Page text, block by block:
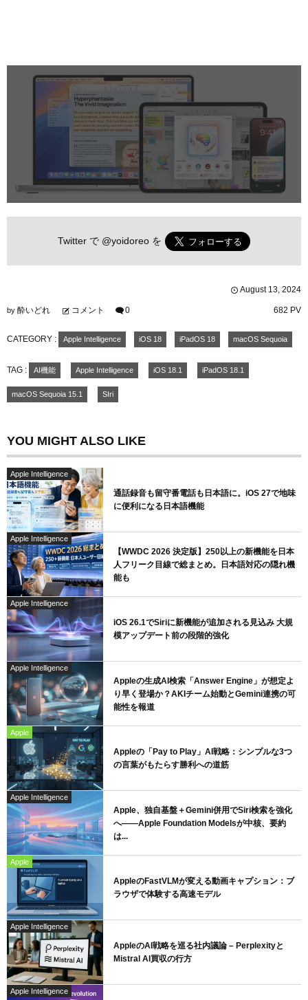
Twitter で @yoidoreo を
August 13 2024
by 酔いどれ コメント 0 682 PV
CATEGORY : Apple Intelligence iOS 18 iPadOS 18 macOS Sequoia
TAG : AI機能 Apple Intelligence iOS 18.1 iPadOS 18.1
macOS Sequoia 15.1 SIri
YOU MIGHT ALSO LIKE
Apple Intelligence
通話録音も留守番電話も日本語に。iOS 27で地味
に便利になる日本語機能
Apple Intelligence
【WWDC 2026 決定版】250以上の新機能を日本
人フリーク目線で総まとめ。日本語対応の隠れ機
能も
Apple Intelligence
iOS 26.1でSiriに新機能が追加される見込み 大規
模アップデート前の段階的強化
Apple Intelligence
Appleの生成AI検索「Answer Engine」が想定よ
り早く登場か？AKIチーム始動とGemini連携の可
能性を報道
Apple
Appleの「Pay to Play」AI戦略：シンプルな3つ
の言葉がもたらす勝利への道筋
Apple Intelligence
Apple、独自基盤＋Gemini併用でSiri検索を強化
へ——Apple Foundation Modelsが中核、要約
は...
Apple
AppleのFastVLMが変える動画キャプション：ブ
ラウザで体験する高速モデル
Apple Intelligence
AppleのAI戦略を巡る社内議論 – Perplexityと
Mistral AI買収の行方
Apple Intelligence